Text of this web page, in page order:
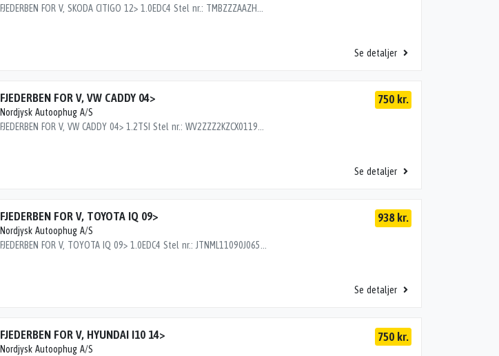
Se detaljer
FJEDERBEN FOR V, VW CADDY 04>
Nordjysk Autoophug A/S
750 kr.
Se detaljer
FJEDERBEN FOR V, TOYOTA IQ 09>
Nordjysk Autoophug A/S
938 kr.
Se detaljer
FJEDERBEN FOR V, HYUNDAI I10 14>
Nordjysk Autoophug A/S
750 kr.